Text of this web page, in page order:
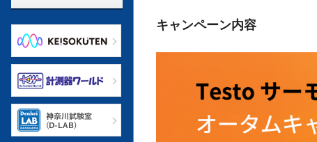
キャンペーン内容